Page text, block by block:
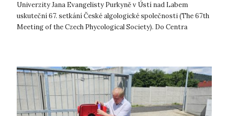
Univerzity Jana Evangelisty Purkyně v Ústí nad Labem
uskuteční 67. setkání České algologické společnosti (The 67th
Meeting of the Czech Phycological Society). Do Centra